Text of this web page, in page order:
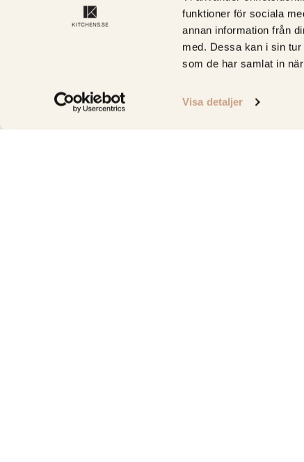
funktioner för sociala
annan information från
med. Dessa kan i sin
som de har samlat in
Visa detaljer